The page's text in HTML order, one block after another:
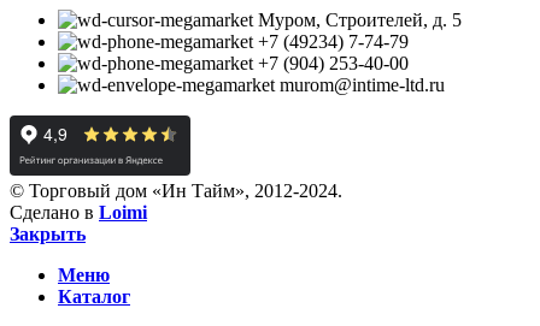
Муром, Строителей, д. 5
+7 (49234) 7-74-79
+7 (904) 253-40-00
murom@intime-ltd.ru
© Торговый дом «Ин Тайм», 2012-2024.
Сделано в Loimi
Закрыть
Меню
Каталог